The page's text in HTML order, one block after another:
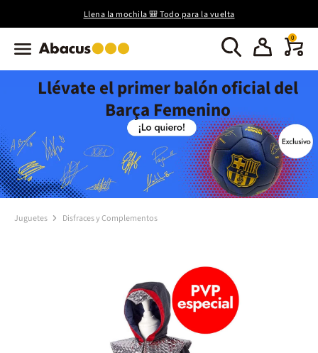
Llena la mochila 🎒 Todo para la vuelta
0
Llévate el primer balón oficial del
Barça Femenino
Juguetes Disfraces y Complementos